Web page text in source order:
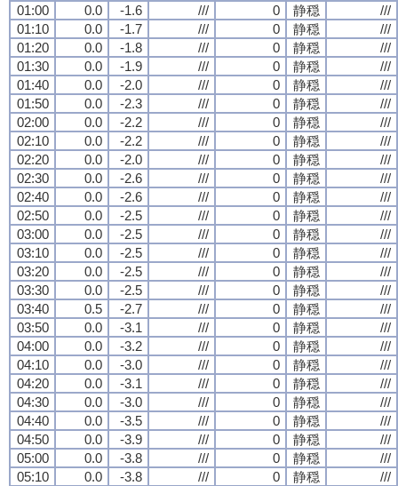
01:00
0.0 -1.6 /// 0 静穏
///
01:10
0.0 -1.7 /// 0 静穏
///
01:20
0.0 -1.8 /// 0 静穏
///
01:30
0.0 -1.9 /// 0 静穏
///
01:40
0.0 -2.0 /// 0 静穏
///
01:50
0.0 -2.3 /// 0 静穏
///
02:00
0.0 -2.2 /// 0 静穏
///
02:10
0.0 -2.2 /// 0 静穏
///
02:20
0.0 -2.0 /// 0 静穏
///
02:30
0.0 -2.6 /// 0 静穏
///
02:40
0.0 -2.6 /// 0 静穏
///
02:50
0.0 -2.5 /// 0 静穏
///
03:00
0.0 -2.5 /// 0 静穏
///
03:10
0.0 -2.5 /// 0 静穏
///
03:20
0.0 -2.5 /// 0 静穏
///
03:30
0.0 -2.5 /// 0 静穏
///
03:40
0.5 -2.7 /// 0 静穏
///
03:50
0.0 -3.1 /// 0 静穏
///
04:00
0.0 -3.2 /// 0 静穏
///
04:10
0.0 -3.0 /// 0 静穏
///
04:20
0.0 -3.1 /// 0 静穏
///
04:30
0.0 -3.0 /// 0 静穏
///
04:40
0.0 -3.5 /// 0 静穏
///
04:50
0.0 -3.9 /// 0 静穏
///
05:00
0.0 -3.8 /// 0 静穏
///
05:10
0.0 -3.8 /// 0 静穏
///